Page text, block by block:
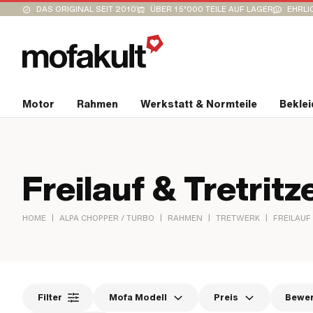
DAS ORIGINAL SEIT 2010 ÜBER 15’000 TEILE AUF LAGER
Motor Rahmen Werkstatt & Normteile
Freilauf &
HOME | ALPA CHOPPER / TURBO | RAHMEN | TRETWERK |
Filter Mofa Modell Preis